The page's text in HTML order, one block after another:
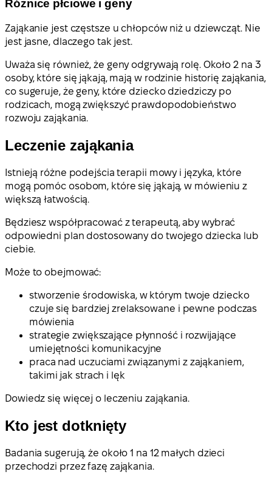
Różnice płciowe i geny
Zająkanie jest częstsze u chłopców niż u dziewcząt. Nie
jest jasne, dlaczego tak jest.
Uważa się również, że geny odgrywają rolę. Około 2 na 3
osoby, które się jąkają, mają w rodzinie historię zająkania,
co sugeruje, że geny, które dziecko dziedziczy po
rodzicach, mogą zwiększyć prawdopodobieństwo
rozwoju zająkania.
Leczenie zająkania
Istnieją różne podejścia terapii mowy i języka, które
mogą pomóc osobom, które się jąkają, w mówieniu z
większą łatwością.
Będziesz współpracować z terapeutą, aby wybrać
odpowiedni plan dostosowany do twojego dziecka lub
ciebie.
Może to obejmować:
stworzenie środowiska, w którym twoje dziecko
czuje się bardziej zrelaksowane i pewne podczas
mówienia
strategie zwiększające płynność i rozwijające
umiejętności komunikacyjne
praca nad uczuciami związanymi z zająkaniem,
takimi jak strach i lęk
Dowiedz się więcej o leczeniu zająkania.
Kto jest dotknięty
Badania sugerują, że około 1 na 12 małych dzieci
przechodzi przez fazę zająkania.